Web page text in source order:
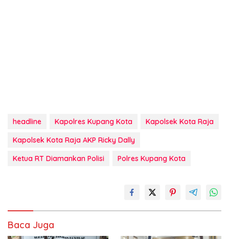
headline Kapolres Kupang Kota
Kapolsek Kota Raja
Kapolsek Kota Raja AKP Ricky Dally
Ketua RT Diamankan Polisi
Polres Kupang Kota
Baca Juga